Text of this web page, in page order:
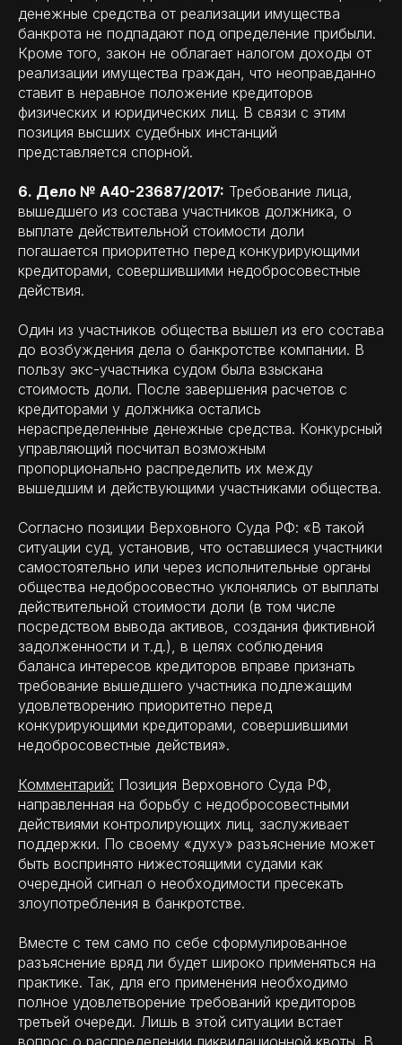
денежные средства от реализации имущества
банкрота не подпадают под определение прибыли.
Кроме того, закон не облагает налогом доходы от
реализации имущества граждан, что неоправданно
ставит в неравное положение кредиторов
физических и юридических лиц. В связи с этим
позиция высших судебных инстанций
представляется спорной.
6. Дело № А40-23687/2017: Требование лица,
вышедшего из состава участников должника, о
выплате действительной стоимости доли
погашается приоритетно перед конкурирующими
кредиторами, совершившими недобросовестные
действия.
Один из участников общества вышел из его состава
до возбуждения дела о банкротстве компании. В
пользу экс-участника судом была взыскана
стоимость доли. После завершения расчетов с
кредиторами у должника остались
нераспределенные денежные средства. Конкурсный
управляющий посчитал возможным
пропорционально распределить их между
вышедшим и действующими участниками общества.
Согласно позиции Верховного Суда РФ: «В такой
ситуации суд, установив, что оставшиеся участники
самостоятельно или через исполнительные органы
общества недобросовестно уклонялись от выплаты
действительной стоимости доли (в том числе
посредством вывода активов, создания фиктивной
задолженности и т.д.), в целях соблюдения
баланса интересов кредиторов вправе признать
требование вышедшего участника подлежащим
удовлетворению приоритетно перед
конкурирующими кредиторами, совершившими
недобросовестные действия».
Комментарий: Позиция Верховного Суда РФ,
направленная на борьбу с недобросовестными
действиями контролирующих лиц, заслуживает
поддержки. По своему «духу» разъяснение может
быть воспринято нижестоящими судами как
очередной сигнал о необходимости пресекать
злоупотребления в банкротстве.
Вместе с тем само по себе сформулированное
разъяснение вряд ли будет широко применяться на
практике. Так, для его применения необходимо
полное удовлетворение требований кредиторов
третьей очереди. Лишь в этой ситуации встает
вопрос о распределении ликвидационной квоты. В